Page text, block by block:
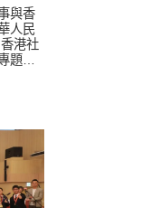
與香
人民
港社
題中
悟。